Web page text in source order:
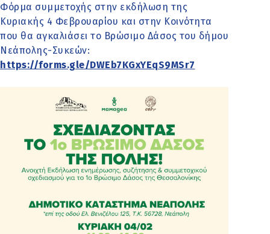
Φόρμα συμμετοχής στην εκδήλωση της
Κυριακής 4 Φεβρουαρίου και στην Κοινότητα
που θα αγκαλιάσει το Βρώσιμο Δάσος του δήμου
Νεάπολης-Συκεών:
https://forms.gle/DWEb7KGxYEqS9MSr7